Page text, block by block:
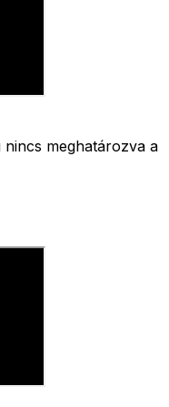
meghatározva a